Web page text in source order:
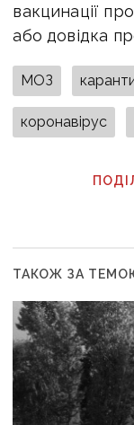
вакцинації
або довідка
МОЗ
коронавірус
ТАКОЖ ЗА